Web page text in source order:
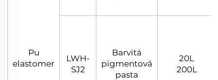
Pu
elastomer
LWH-
SJ2
Barvitá
pigmentová
pasta
20L
200L